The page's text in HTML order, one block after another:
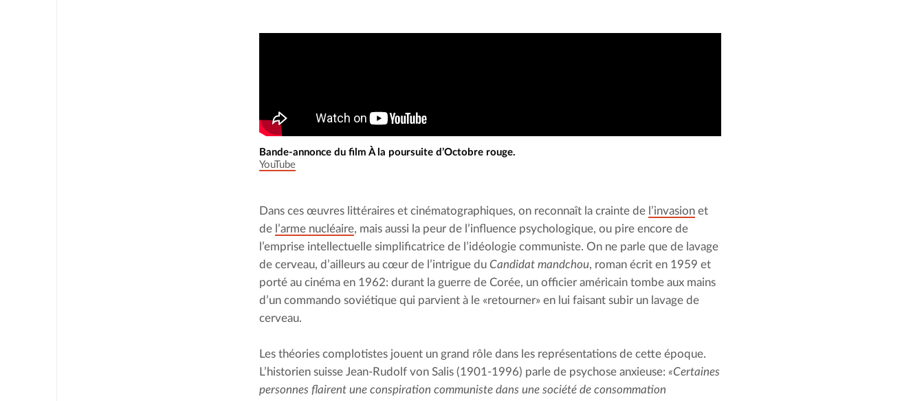
Bande-annonce du film À la poursuite d’Octobre rouge.
YouTube
Dans ces œuvres littéraires et cinématographiques, on reconnaît la crainte de l’invasion et
de l’arme nucléaire, mais aussi la peur de l’influence psychologique, ou pire encore de
l’emprise intellectuelle simplificatrice de l’idéologie communiste. On ne parle que de lavage
de cerveau, d’ailleurs au cœur de l’intrigue du Candidat mandchou, roman écrit en 1959 et
porté au cinéma en 1962: durant la guerre de Corée, un officier américain tombe aux mains
d’un commando soviétique qui parvient à le «retourner» en lui faisant subir un lavage de
cerveau.
Les théories complotistes jouent un grand rôle dans les représentations de cette époque.
L’historien suisse Jean-Rudolf von Salis (1901-1996) parle de psychose anxieuse: «Certaines
personnes flairent une conspiration communiste dans une société de consommation